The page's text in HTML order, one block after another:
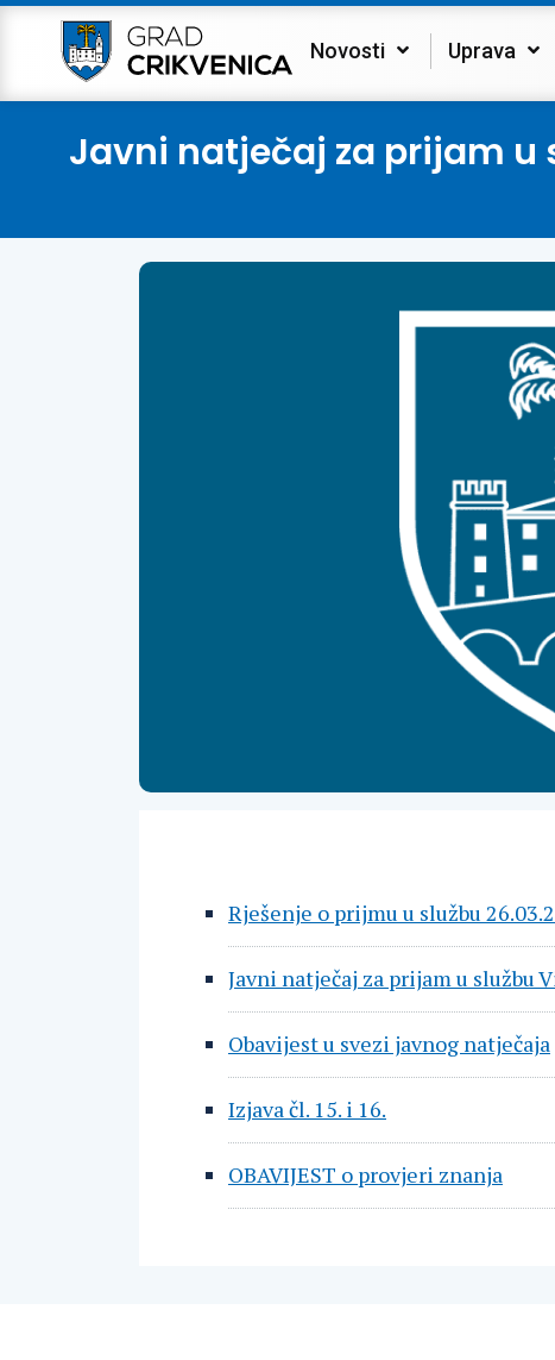
Novosti Uprava
Javni natječaj za prijam u
Rješenje o prijmu u službu
Javni natječaj za prijam u službu
Obavijest u svezi javnog natječaja
Izjava čl. 15. i 16.
OBAVIJEST o provjeri znanja